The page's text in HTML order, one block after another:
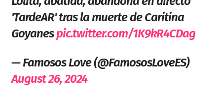
'TardeAR' tras la muerte de Caritina
Goyanespic.twitter.com/1K9kR4CDag
— Famosos Love (@FamososLoveES)
August 26, 2024